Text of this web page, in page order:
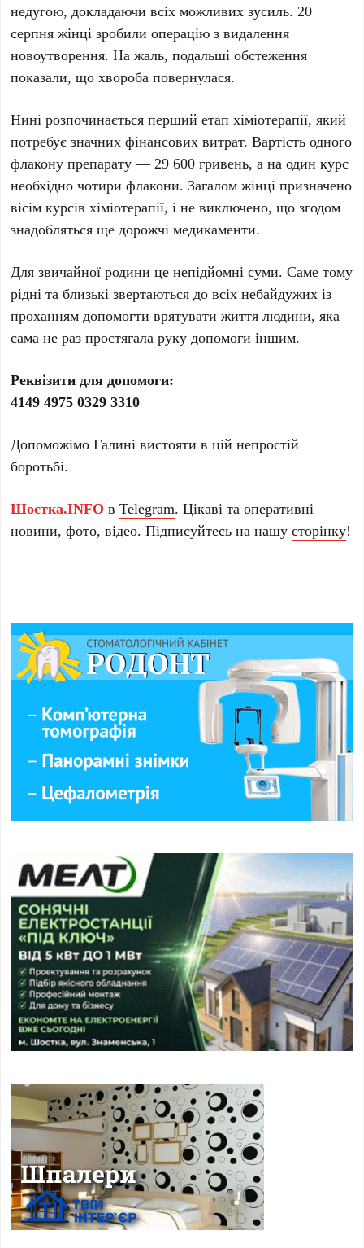
недугою, докладаючи всіх можливих зусиль. 20
серпня жінці зробили операцію з видалення
новоутворення. На жаль, подальші обстеження
показали, що хвороба повернулася.
Нині розпочинається перший етап хіміотерапії, який
потребує значних фінансових витрат. Вартість одного
флакону препарату — 29 600 гривень, а на один курс
необхідно чотири флакони. Загалом жінці призначено
вісім курсів хіміотерапії, і не виключено, що згодом
знадобляться ще дорожчі медикаменти.
Для звичайної родини це непідйомні суми. Саме тому
рідні та близькі звертаються до всіх небайдужих із
проханням допомогти врятувати життя людини, яка
сама не раз простягала руку допомоги іншим.
Реквізити для допомоги:
4149 4975 0329 3310
Допоможімо Галині вистояти в цій непростій
боротьбі.
Шостка.INFO вTelegram. Цікаві та оперативні
новини, фото, відео. Підписуйтесь на нашусторінку!